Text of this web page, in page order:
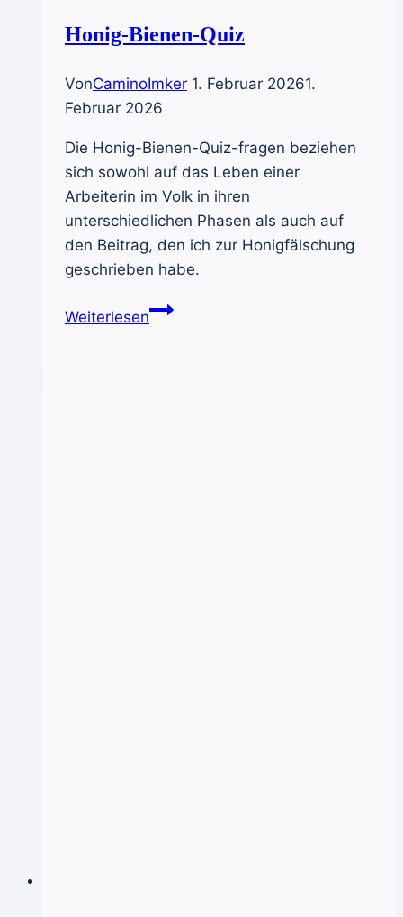
Honig-Bienen-Quiz
VonCaminoImker 1. Februar 20261.
Februar 2026
Die Honig-Bienen-Quiz-fragen beziehen
sich sowohl auf das Leben einer
Arbeiterin im Volk in ihren
unterschiedlichen Phasen als auch auf
den Beitrag, den ich zur Honigfälschung
geschrieben habe.
WeiterlesenHonig-